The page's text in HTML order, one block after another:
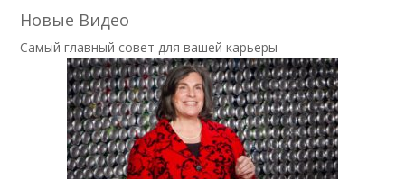
Новые Видео
Самый главный совет для вашей карьеры